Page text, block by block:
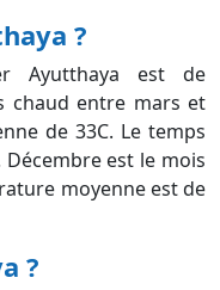
?
Ayutthaya est de
chaud entre mars et
de 33C. Le temps
est le mois
moyenne est de
?